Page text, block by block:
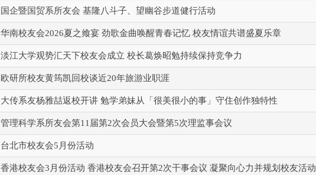
国企暨国贸系所友会 基隆八斗子、望幽谷步道健行活动
华南校友会2026夏之飨宴 劲歌金曲唤醒青春记忆 校友情谊共谱盛夏乐章
淡江大学观势汇天下校友会成立 校长葛焕昭勉持续保持竞争力
欧研所校友黄筠凯回校谈近20年旅游业职涯
大传系友杨雅喆返校开讲 勉学弟妹从「很美很小的事」守住创作独特性
管理科学系所友会第11届第2次会员大会暨第5次理监事会议
台北市校友会5月份活动
香港校友会3月份活动 香港校友会召开第2次干事会议 凝聚向心力并规划校友活动